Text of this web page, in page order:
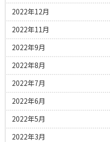
2022年12月
2022年11月
2022年9月
2022年8月
2022年7月
2022年6月
2022年5月
2022年3月